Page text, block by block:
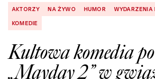
AKTORZY NA ŻYWO HUMOR
WYDARZENIA
KOMEDIE
Kultowa komedia
„Mayday 2” w